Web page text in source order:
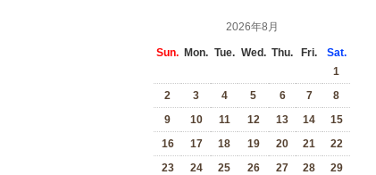
2026年8月
Sun. Mon. Tue. Wed. Thu. Fri.
Sat.
1
2
3 4 5 6 7
8
9
10 11 12 13 14
15
16
17 18 19 20 21
22
23
24 25 26 27 28
29